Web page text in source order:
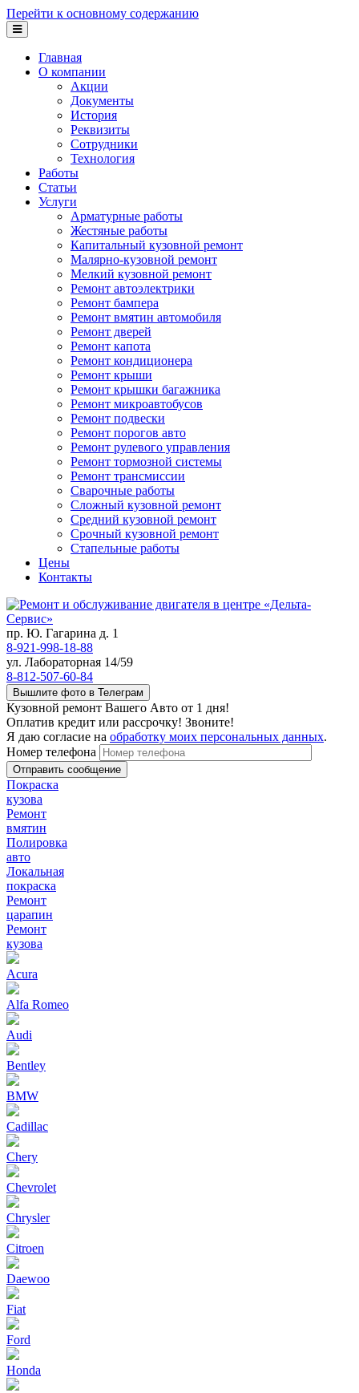
Перейти к основному содержанию
Главная
О компании
Акции
Документы
История
Реквизиты
Сотрудники
Технология
Работы
Статьи
Услуги
Арматурные работы
Жестяные работы
Капитальный кузовной ремонт
Малярно-кузовной ремонт
Мелкий кузовной ремонт
Ремонт автоэлектрики
Ремонт бампера
Ремонт вмятин автомобиля
Ремонт дверей
Ремонт капота
Ремонт кондиционера
Ремонт крыши
Ремонт крышки багажника
Ремонт микроавтобусов
Ремонт подвески
Ремонт порогов авто
Ремонт рулевого управления
Ремонт тормозной системы
Ремонт трансмиссии
Сварочные работы
Сложный кузовной ремонт
Средний кузовной ремонт
Срочный кузовной ремонт
Стапельные работы
Цены
Контакты
пр. Ю. Гагарина д. 1
8-921-998-18-88
ул. Лабораторная 14/59
8-812-507-60-84
Вышлите фото в Телеграм
Кузовной ремонт Вашего Авто от 1 дня!
Оплатив кредит или рассрочку! Звоните!
Я даю согласие на обработку моих персональных данных.
Номер телефона
Покраска
кузова
Ремонт
вмятин
Полировка
авто
Локальная
покраска
Ремонт
царапин
Ремонт
кузова
Acura
Alfa Romeo
Audi
Bentley
BMW
Cadillac
Chery
Chevrolet
Chrysler
Citroen
Daewoo
Fiat
Ford
Honda